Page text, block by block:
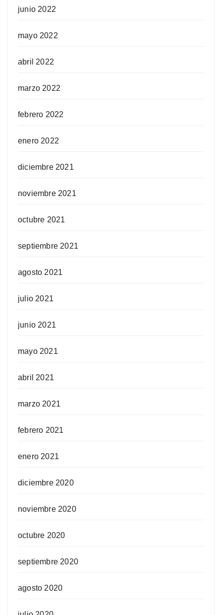
junio 2022
mayo 2022
abril 2022
marzo 2022
febrero 2022
enero 2022
diciembre 2021
noviembre 2021
octubre 2021
septiembre 2021
agosto 2021
julio 2021
junio 2021
mayo 2021
abril 2021
marzo 2021
febrero 2021
enero 2021
diciembre 2020
noviembre 2020
octubre 2020
septiembre 2020
agosto 2020